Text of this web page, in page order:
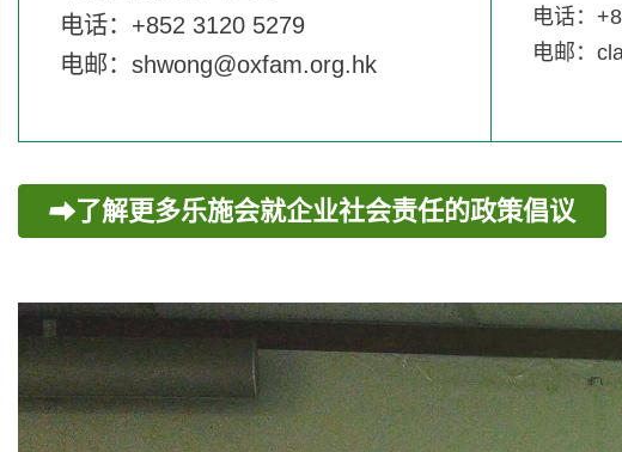
电话：+852 3120 5279
电邮： shwong@oxfam.org.hk
电话：
电邮：
了解更多乐施会就企业社会责任的政策倡议